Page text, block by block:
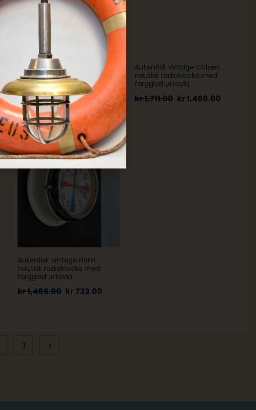
Autentisk mässingsklocka för
skepp – Vintage nautisk
maritim klocka
kr1,466.00 kr1,222.00
Autentisk vintage Citizen
nautisk radioklocka med
färgglad urtavla
kr1,711.00 kr1,466.00
-50%
Autentisk vintage Hanil
nautisk radioklocka med
färgglad urtavla
kr1,466.00 kr733.00
3